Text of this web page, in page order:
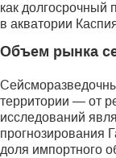
как долгосрочный
в акватории
Объем рынка
территории — от
исследований
прогнозирования
доля импортного